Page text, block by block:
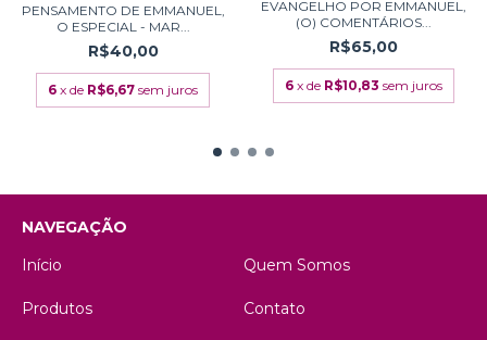
PENSAMENTO DE EMMANUEL,
O ESPECIAL - MAR...
R$40,00
6 x de R$6,67 sem juros
EVANGELHO POR EMMANUEL,
(O) COMENTÁRIOS...
R$65,00
6 x de R$10,83 sem juros
NAVEGAÇÃO
Início
Quem Somos
Produtos Contato